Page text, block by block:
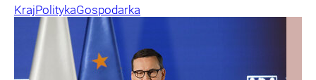
KrajPolitykaGospodarka